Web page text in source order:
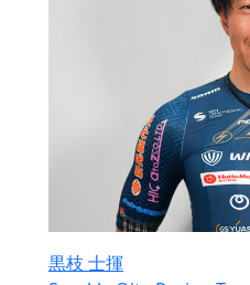
黒枝 士揮